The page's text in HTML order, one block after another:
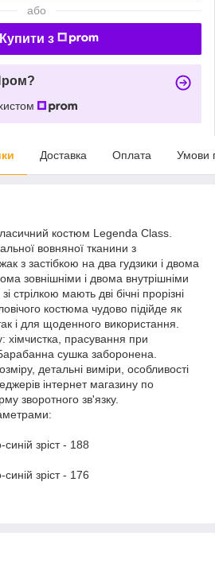
або
Купити з
Доставка Оплата Умови
костюм Legenda Class.
вовняної тканини з
з застібкою на два гудзики і двома
зовнішніми і двома внутрішніми
стрілкою мають дві бічні прорізні
костюма чудово підійде як
і для щоденного використання.
хімчистка, прасування при
сушка заборонена.
детальні виміри, особливості
інтернет магазину по
зворотного зв'язку.
зріст - 188
зріст - 176